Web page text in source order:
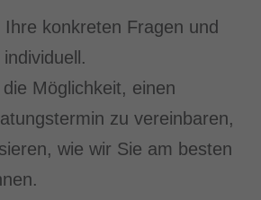
konkreten Fragen und
Möglichkeit, einen
zu vereinbaren,
wie wir Sie am besten